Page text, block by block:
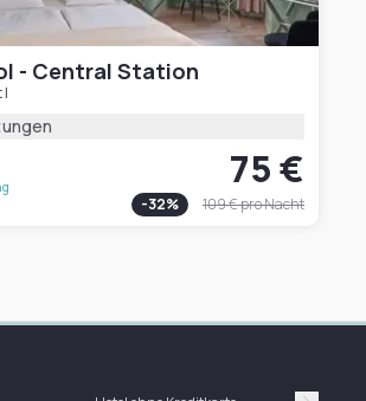
- Central Station
75 €
-32% 109 €pro Nacht